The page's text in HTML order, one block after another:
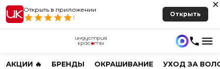
Открыть в приложении
1
Открыть
АКЦИИ 🔥 БРЕНДЫ ОКРАШИВАНИЕ УХОД ЗА